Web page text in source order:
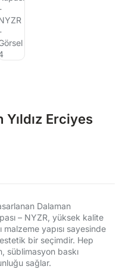
Erciyes
Dalaman
– NYZR, yüksek kalite
malzeme yapısı sayesinde
bir seçimdir. Hep
süblimasyon baskı
sağlar.